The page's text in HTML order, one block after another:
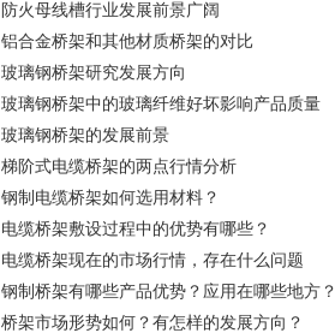
防火母线槽行业发展前景广阔
铝合金桥架和其他材质桥架的对比
玻璃钢桥架研究发展方向
玻璃钢桥架中的玻璃纤维好坏影响产品质量
玻璃钢桥架的发展前景
梯阶式电缆桥架的两点行情分析
钢制电缆桥架如何选用材料？
电缆桥架敷设过程中的优势有哪些？
电缆桥架现在的市场行情，存在什么问题
钢制桥架有哪些产品优势？应用在哪些地方？
桥架市场形势如何？有怎样的发展方向？